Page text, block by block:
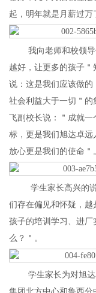
起，明年就是月薪过万
我向老师和校领
越好，让更多的孩子
说：这是我们应该做的
社会利益大于一切＂
飞副校长说：＂成就
标，更是我们旭达卓
放心更是我们的使命
学生家长高兴的
们存在偏见和怀疑，
孩子的培训学习、进厂
么？＂。
学生家长为对旭